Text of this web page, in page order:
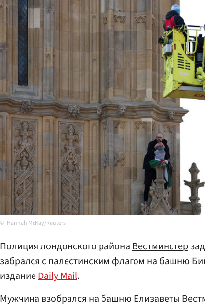
Hannah McKay/Reuters
Полиция лондонского районаВестминстер
забрался с палестинским флагом на башню
изданиеDaily Mail.
Мужчина взобрался на башню Елизаветы